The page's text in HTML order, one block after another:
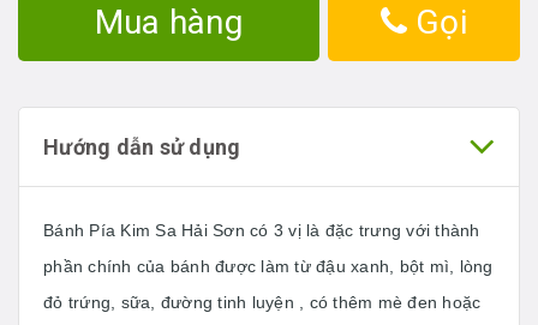
Mua hàng Gọi
Hướng dẫn sử dụng
Bánh Pía Kim Sa Hải Sơn có 3 vị là đặc trưng với thành
phần chính của bánh được làm từ đậu xanh, bột mì, lòng
đỏ trứng, sữa, đường tinh luyện , có thêm mè đen hoặc